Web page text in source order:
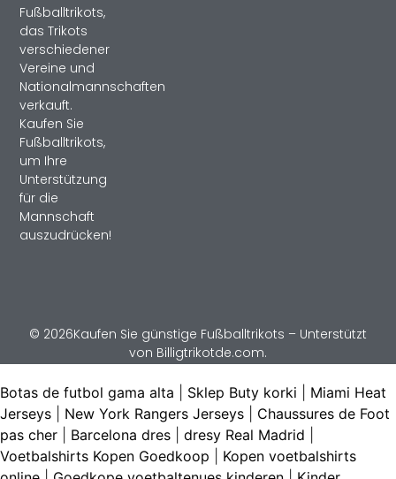
Fußballtrikots,
das Trikots
verschiedener
Vereine und
Nationalmannschaften
verkauft.
Kaufen Sie
Fußballtrikots,
um Ihre
Unterstützung
für die
Mannschaft
auszudrücken!
© 2026Kaufen Sie günstige Fußballtrikots – Unterstützt
von Billigtrikotde.com.
Botas de futbol gama alta Sklep Buty korki
Miami Heat
Jerseys
New York Rangers Jerseys
Chaussures de Foot
pas cher
Barcelona dres dresy Real Madrid
Voetbalshirts Kopen Goedkoop
Kopen voetbalshirts